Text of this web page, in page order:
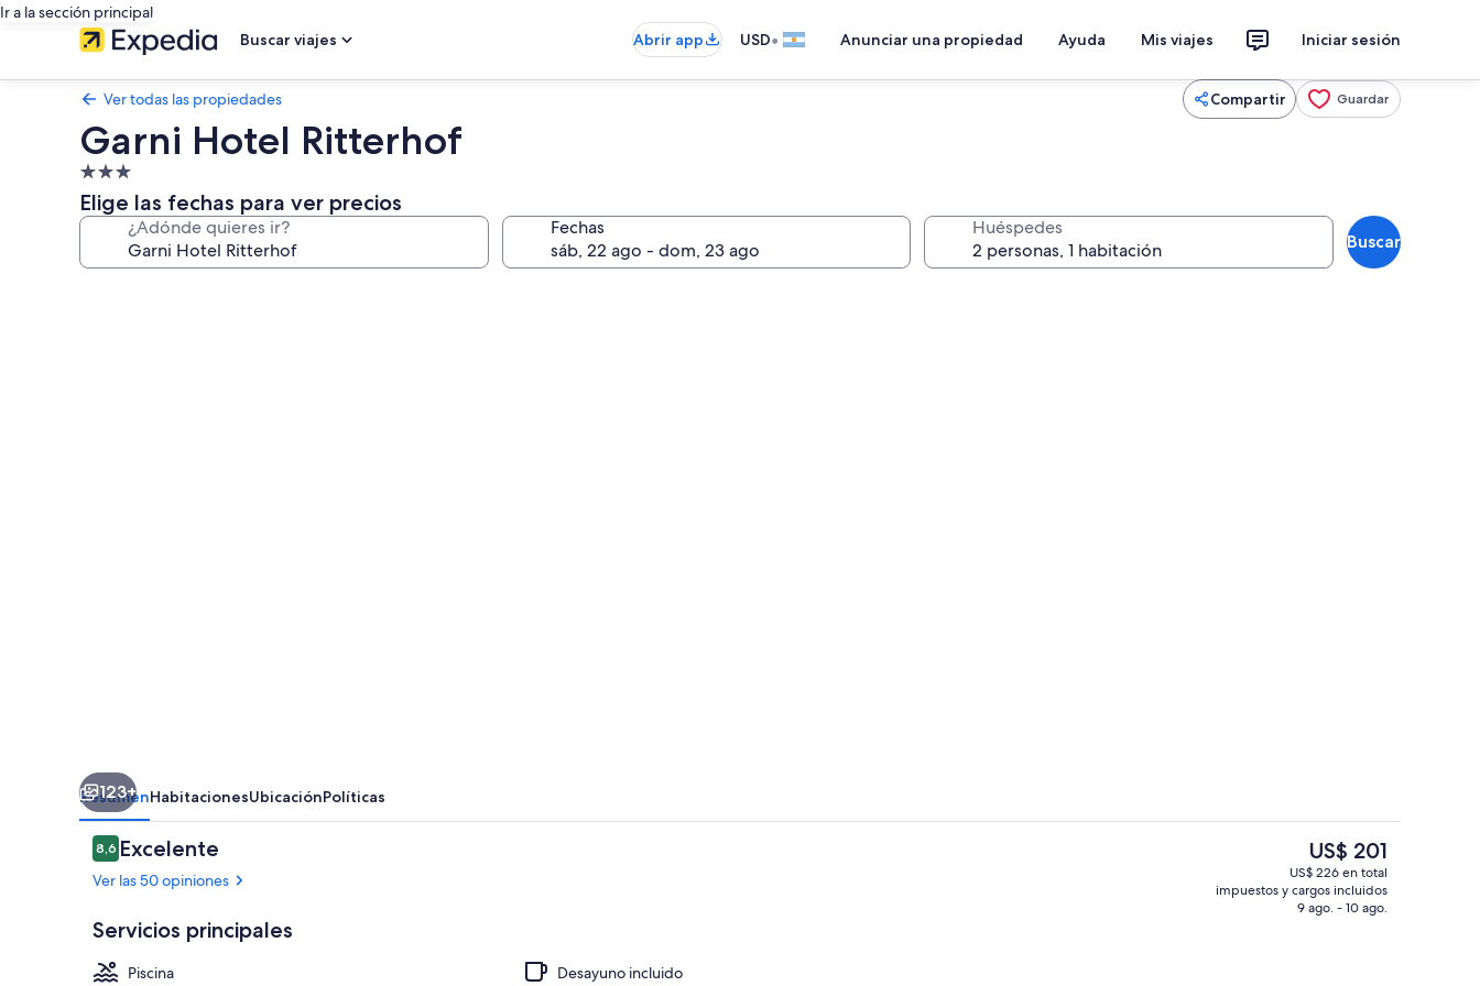
Ir a la sección principal
Buscar viajes
Abrir app USD• Anunciar una propiedad Ayuda Mis viajes Iniciar sesión
Ver todas las propiedades Compartir Guardar
Garni Hotel Ritterhof
Propiedad
de
3.0
estrellas
Elige las fechas para ver precios
¿Adónde quieres ir? Fechas Huéspedes
Buscar
Exterior
123+
ResumenHabitacionesUbicaciónPolíticas
Opiniones
8,68,6 de 10
Excelente
Ver las 50 opiniones
Servicios principales
Piscina
Desayuno incluido
El
precio
actual
es
US$ 201
US$ 226 en total
impuestos y cargos incluidos
9 ago. - 10 ago.